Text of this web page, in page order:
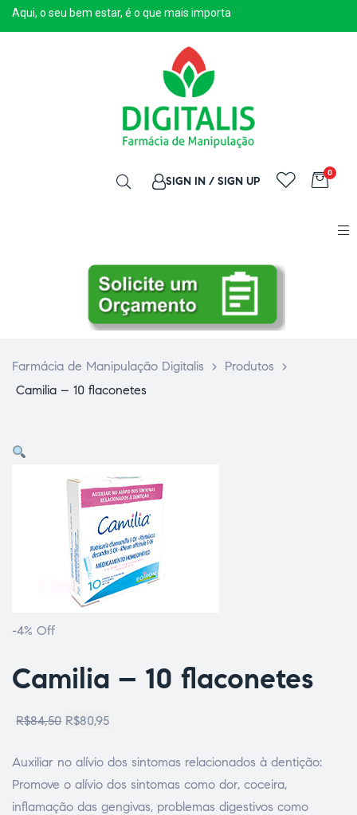
Aqui, o seu bem estar, é o que mais importa
SIGN IN / SIGN UP
0
Farmácia de Manipulação Digitalis > Produtos
>
Camilia – 10 flaconetes
-4% Off
Camilia – 10 flaconetes
R$84,50 R$80,95
Auxiliar no alívio dos sintomas relacionados à dentição:
Promove o alívio dos sintomas como dor, coceira,
inflamação das gengivas, problemas digestivos como